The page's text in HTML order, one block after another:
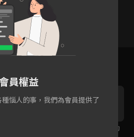
3 4
留下來我保護你，你的
員權益
惱人的事，我們為會員提供了